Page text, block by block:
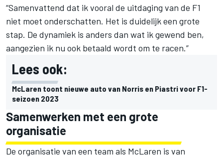
“Samenvattend dat ik vooral de uitdaging van de F1
niet moet onderschatten. Het is duidelijk een grote
stap. De dynamiek is anders dan wat ik gewend ben,
aangezien ik nu ook betaald wordt om te racen.”
Lees ook:
McLaren toont nieuwe auto van Norris en Piastri voor F1-
seizoen 2023
Samenwerken met een grote
organisatie
De organisatie van een team als McLaren is van